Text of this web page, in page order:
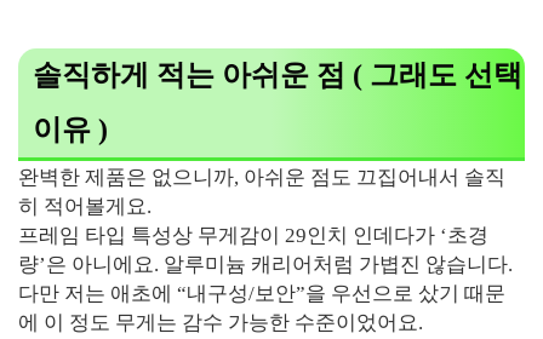
솔직하게 적는 아쉬운 점 ( 그래도 선택
이유 )
완벽한 제품은 없으니까, 아쉬운 점도 끄집어내서 솔직
히 적어볼게요.
프레임 타입 특성상 무게감이 29인치 인데다가 ‘초경
량’은 아니에요. 알루미늄 캐리어처럼 가볍진 않습니다.
다만 저는 애초에 “내구성/보안”을 우선으로 샀기 때문
에 이 정도 무게는 감수 가능한 수준이었어요.